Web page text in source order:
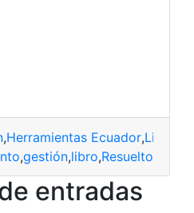
,Herramientas Ecuador,Libros
,gestión,libro,Resuelto
entradas